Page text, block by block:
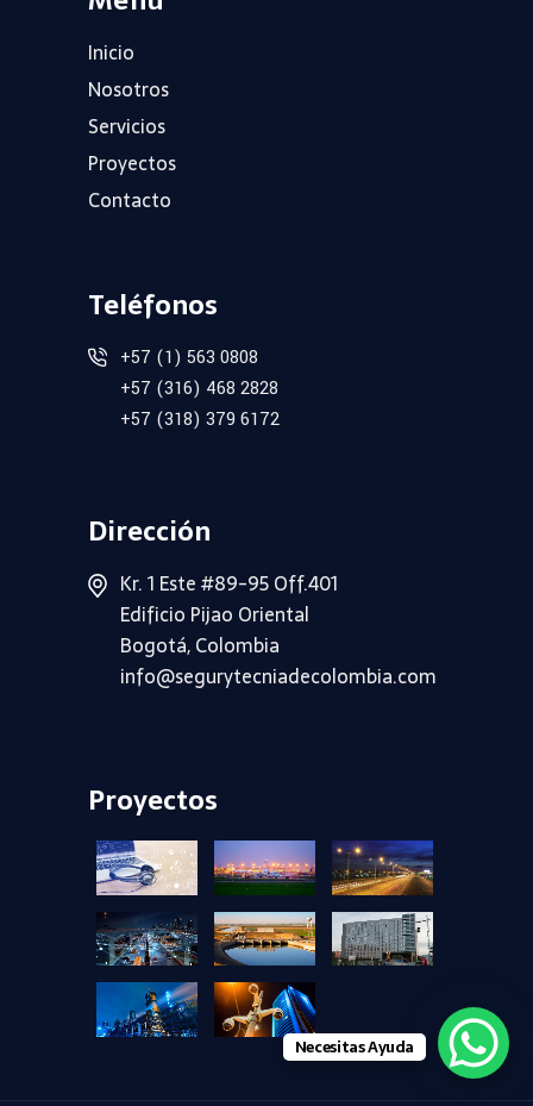
Inicio
Nosotros
Servicios
Proyectos
Contacto
Teléfonos
+57 (1) 563 0808
+57 (316) 468 2828
+57 (318) 379 6172
Dirección
Kr. 1 Este #89-95 Off.401
Edificio Pijao Oriental
Bogotá, Colombia
info@segurytecniadecolombia.com
Proyectos
+ + +
+ + +
+ +Necesitas Ayuda